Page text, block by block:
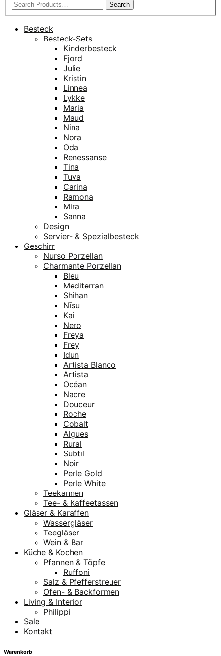
Search
Besteck
Besteck-Sets
Kinderbesteck
Fjord
Julie
Kristin
Linnea
Lykke
Maria
Maud
Nina
Nora
Oda
Renessanse
Tina
Tuva
Carina
Ramona
Mira
Sanna
Design
Servier- & Spezialbesteck
Geschirr
Nurso Porzellan
Charmante Porzellan
Bleu
Mediterran
Shihan
Nīsu
Kai
Nero
Freya
Frey
Idun
Artista Blanco
Artista
Océan
Nacre
Douceur
Roche
Cobalt
Algues
Rural
Subtil
Noir
Perle Gold
Perle White
Teekannen
Tee- & Kaffeetassen
Gläser & Karaffen
Wassergläser
Teegläser
Wein & Bar
Küche & Kochen
Pfannen & Töpfe
Ruffoni
Salz & Pfefferstreuer
Ofen- & Backformen
Living & Interior
Philippi
Sale
Kontakt
Warenkorb